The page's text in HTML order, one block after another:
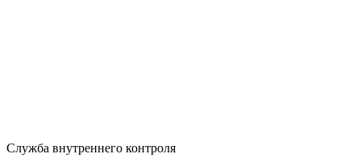
Служба внутреннего контроля